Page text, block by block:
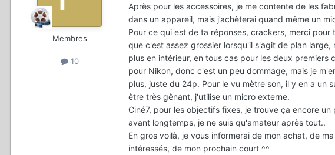
Membres
10
Après pour les accessoires, je me contente de les
dans un appareil, mais j’achèterai quand même un
Pour ce qui est de ta réponses, crackers, merci
que c'est assez grossier lorsqu'il s'agit de plan
plus en intérieur, en tous cas pour les deux
pour Nikon, donc c'est un peu dommage, mais je
plus, juste du 24p. Pour le vu mètre son, il y en a un
être très gênant, j'utilise un micro externe.
Ciné7, pour les objectifs fixes, je trouve ça encore
avant longtemps, je ne suis qu'amateur après tout..
En gros voilà, je vous informerai de mon achat, de
intéressés, de mon prochain court ^^